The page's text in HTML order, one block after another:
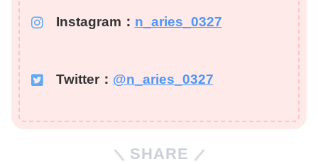
Instagram： n_aries_0327
Twitter： @n_aries_0327
SHARE